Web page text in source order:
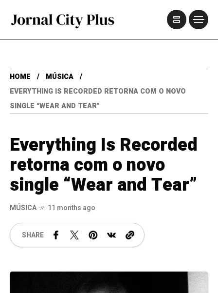
HOME
MÚSICA
EVERYTHING IS RECORDED RETORNA COM O NOVO
SINGLE “WEAR AND TEAR”
Everything Is Recorded
retorna com o novo
single “Wear and Tear”
MÚSICA 11 months ago
SHARE